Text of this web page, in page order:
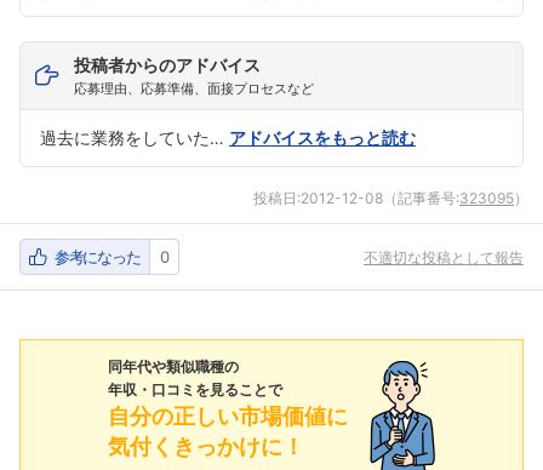
投稿者からのアドバイス
応募理由、応募準備、面接プロセスなど
過去に業務をしていた… アドバイスをもっと読む
投稿日:2012-12-08 （記事番号:323095）
参考になった 0 不適切な投稿として報告
同年代や類似職種の
年収・口コミを見ることで
自分の正しい市場価値に
気付くきっかけに！